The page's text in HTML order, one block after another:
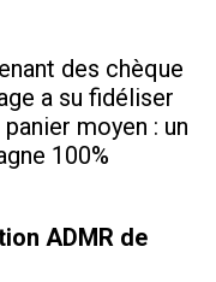
des chèque
a su fidéliser
moyen : un
100%
ADMR de